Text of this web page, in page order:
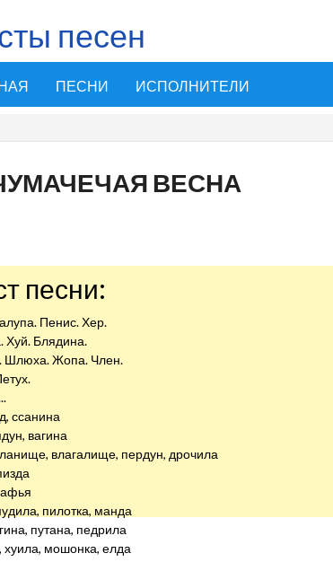
песен
ПЕСНИ ИСПОЛНИТЕЛИ
ВЕСНА
песни:
Пенис. Хер.
Хуй. Блядина.
Шлюха. Жопа. Член.
ссанина
вагина
влагалище, пердун, дрочила
пилотка, манда
путана, педрила
мошонка, елда